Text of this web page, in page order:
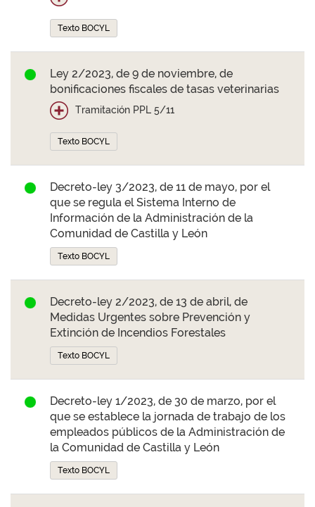
Texto BOCYL
Ley 2/2023, de 9 de noviembre, de
bonificaciones fiscales de tasas veterinarias
Tramitación PPL 5/11
Texto BOCYL
Decreto-ley 3/2023, de 11 de mayo, por el
que se regula el Sistema Interno de
Información de la Administración de la
Comunidad de Castilla y León
Texto BOCYL
Decreto-ley 2/2023, de 13 de abril, de
Medidas Urgentes sobre Prevención y
Extinción de Incendios Forestales
Texto BOCYL
Decreto-ley 1/2023, de 30 de marzo, por el
que se establece la jornada de trabajo de los
empleados públicos de la Administración de
la Comunidad de Castilla y León
Texto BOCYL